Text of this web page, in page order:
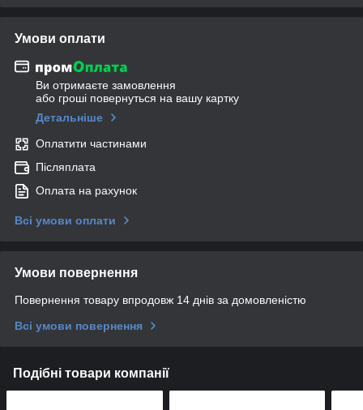
Умови оплати
Ви отримаєте замовлення
або гроші повернуться на вашу картку
Детальніше
Оплатити частинами
Післяплата
Оплата на рахунок
Всі умови оплати
Умови повернення
Повернення товару впродовж 14 днів за домовленістю
Всі умови повернення
Подібні товари компанії